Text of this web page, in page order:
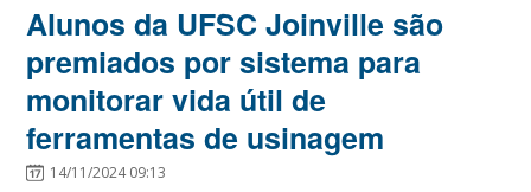
Alunos da UFSC Joinville são
premiados por sistema para
monitorar vida útil de
ferramentas de usinagem
14/11/2024 09:13